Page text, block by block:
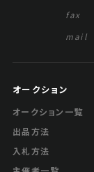
fax
mail
オークション
オークション一覧
出品方法
入札方法